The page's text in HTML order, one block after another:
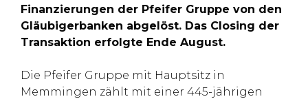
Finanzierungen der Pfeifer Gruppe von den
Gläubigerbanken abgelöst. Das Closing der
Transaktion erfolgte Ende August.
Die Pfeifer Gruppe mit Hauptsitz in
Memmingen zählt mit einer 445-jährigen